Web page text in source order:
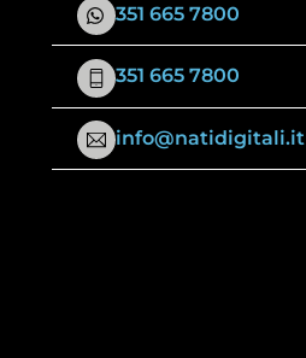
351 665 7800
351 665 7800
info@natidigitali.it